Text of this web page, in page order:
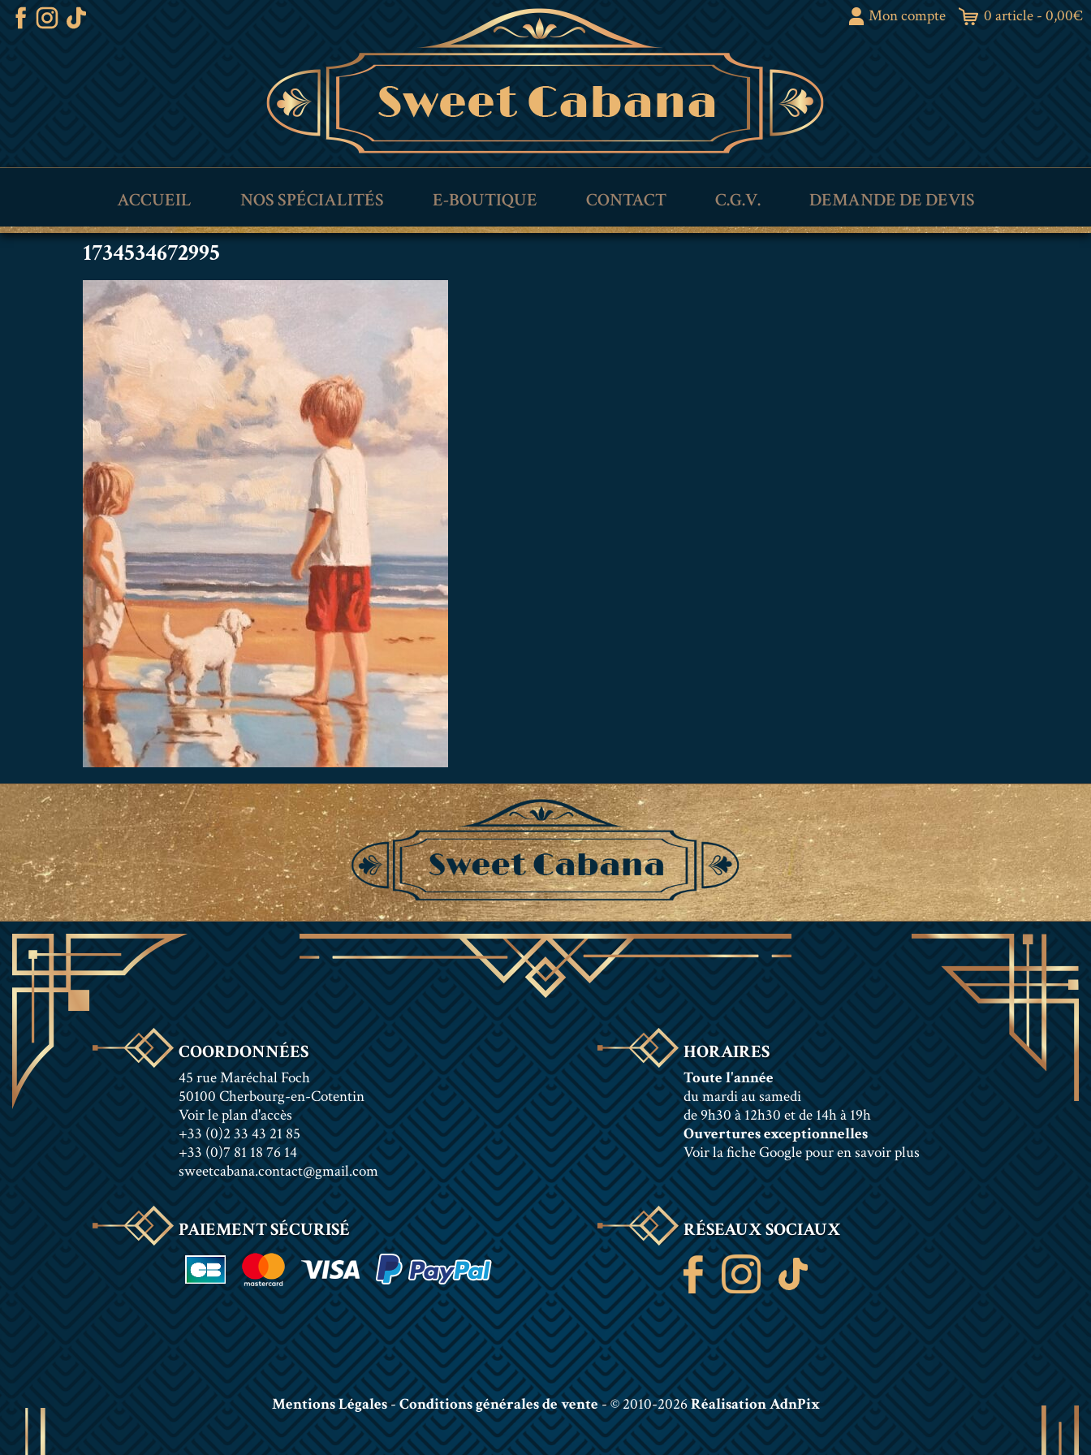
Mon compte 0 article - 0,00€
ACCUEIL NOS SPÉCIALITÉS E-BOUTIQUE CONTACT C.G.V. DEMANDE DE DEVIS
1734534672995
COORDONNÉES
45 rue Maréchal Foch
50100 Cherbourg-en-Cotentin
Voir le plan d'accès
+33 (0)2 33 43 21 85
+33 (0)7 81 18 76 14
sweetcabana.contact@gmail.com
HORAIRES
Toute l'année
du mardi au samedi
de 9h30 à 12h30 et de 14h à 19h
Ouvertures exceptionnelles
Voir la fiche Google pour en savoir plus
PAIEMENT SÉCURISÉ RÉSEAUX SOCIAUX
Mentions Légales-Conditions générales de vente- © 2010-2026Réalisation AdnPix